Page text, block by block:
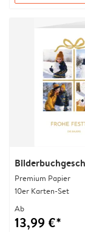
Premium Papier
10er Karten-Set
Ab
13,99 €*